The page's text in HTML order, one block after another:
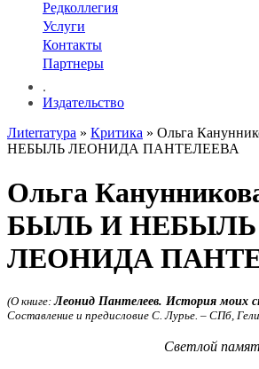
Редколлегия
Услуги
Контакты
Партнеры
.
Издательство
Лиterraтура » Критика » Ольга
НЕБЫЛЬ ЛЕОНИДА ПАНТЕЛЕЕВА
Ольга
БЫЛЬ И НЕБЫЛЬ
ЛЕОНИДА
(О книге:Леонид Пантелеев. История моих
Составление и предисловие С. Лурье. – СПб,
Светлой